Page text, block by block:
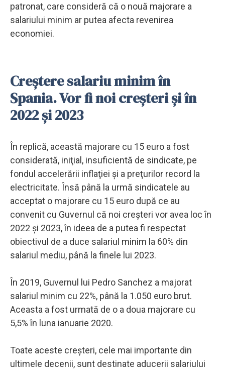
patronat, care consideră că o nouă majorare a
salariului minim ar putea afecta revenirea
economiei.
Creștere salariu minim în
Spania. Vor fi noi creșteri și în
2022 și 2023
În replică, această majorare cu 15 euro a fost
considerată, iniţial, insuficientă de sindicate, pe
fondul accelerării inflaţiei şi a preţurilor record la
electricitate. Însă până la urmă sindicatele au
acceptat o majorare cu 15 euro după ce au
convenit cu Guvernul că noi creşteri vor avea loc în
2022 şi 2023, în ideea de a putea fi respectat
obiectivul de a duce salariul minim la 60% din
salariul mediu, până la finele lui 2023.
În 2019, Guvernul lui Pedro Sanchez a majorat
salariul minim cu 22%, până la 1.050 euro brut.
Aceasta a fost urmată de o a doua majorare cu
5,5% în luna ianuarie 2020.
Toate aceste creşteri, cele mai importante din
ultimele decenii, sunt destinate aducerii salariului